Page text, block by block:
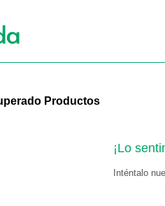
Productos
¡Lo
Inténtalo